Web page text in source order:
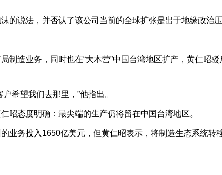
的说法，并否认了该公司当前的全球扩张是出于地缘政治压
制造业务，同时也在“大本营”中国台湾地区扩产，黄仁昭
希望我们去那里，”他指出。
昭态度明确：最尖端的生产仍将留在中国台湾地区。
业务投入1650亿美元，但黄仁昭表示，将制造生态系统转